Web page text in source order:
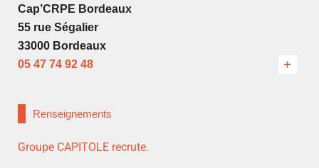
Cap’CRPE Bordeaux
55 rue Ségalier
33000 Bordeaux
05 47 74 92 48
Renseignements
Groupe CAPITOLE recrute.